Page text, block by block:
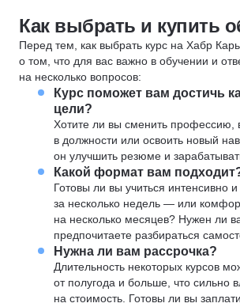
Как выбрать и купить
Перед тем, как выбрать курс на Хабр
о том, что для вас важно в обучении и
на несколько вопросов:
Курс поможет вам достичь
цели?
Хотите ли вы сменить профессию,
в должности или освоить новый
он улучшить резюме и
Какой формат вам
Готовы ли вы учиться интенсивно и
за несколько недель — или
на несколько месяцев? Нужен ли
предпочитаете разбираться
Нужна ли вам рассрочка?
Длительность некоторых курсов
от полугода и больше, что сильно
на стоимость. Готовы ли вы